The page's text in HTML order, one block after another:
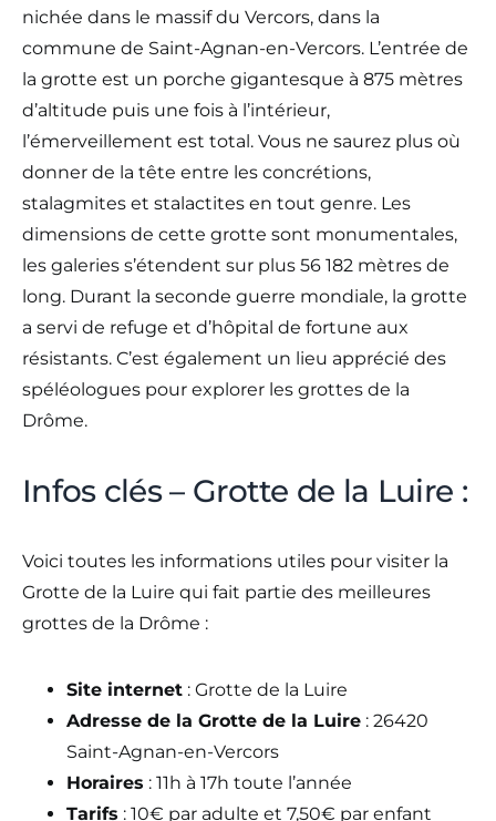
nichée dans le massif du Vercors, dans la
commune de Saint-Agnan-en-Vercors. L’entrée de
la grotte est un porche gigantesque à 875 mètres
d’altitude puis une fois à l’intérieur,
l’émerveillement est total. Vous ne saurez plus où
donner de la tête entre les concrétions,
stalagmites et stalactites en tout genre. Les
dimensions de cette grotte sont monumentales,
les galeries s’étendent sur plus 56 182 mètres de
long. Durant la seconde guerre mondiale, la grotte
a servi de refuge et d’hôpital de fortune aux
résistants. C’est également un lieu apprécié des
spéléologues pour explorer les grottes de la
Drôme.
Infos clés – Grotte de la Luire :
Voici toutes les informations utiles pour visiter la
Grotte de la Luire qui fait partie des meilleures
grottes de la Drôme :
Site internet : Grotte de la Luire
Adresse de la Grotte de la Luire : 26420
Saint-Agnan-en-Vercors
Horaires : 11h à 17h toute l’année
Tarifs : 10€ par adulte et 7,50€ par enfant